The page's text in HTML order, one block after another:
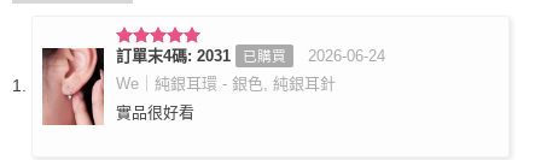
評分5滿
分 5
訂單末4碼: 2031 已購買
2026-06-24
We｜純銀耳環 - 銀色, 純銀耳針
實品很好看